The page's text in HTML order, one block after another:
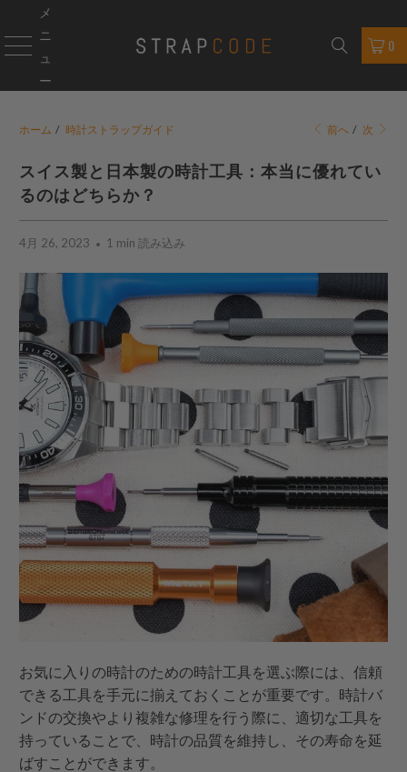
メ
ニ
ュ
ー
0
ホーム / 時計ストラップガイド 前へ / 次
スイス製と日本製の時計工具：本当に優れてい
るのはどちらか？
4月 26, 2023 1 min 読み込み
お気に入りの時計のための時計工具を選ぶ際には、信頼
できる工具を手元に揃えておくことが重要です。時計バ
ンドの交換やより複雑な修理を行う際に、適切な工具を
持っていることで、時計の品質を維持し、その寿命を延
ばすことができます。